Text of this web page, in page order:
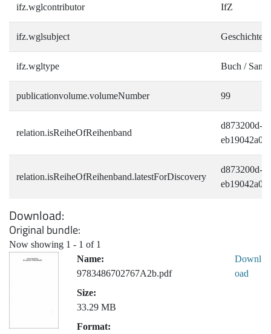
ifz.wglcontributor IfZ
ifz.wglsubject Geschichte
ifz.wgltype Buch /
publicationvolume.volumeNumber 99
relation.isReiheOfReihenband
d873200d-
relation.isReiheOfReihenband.latestForDiscovery
d873200d-
Download
Original bundle
Now showing 1 - 1 of 1
Name:
9783486702767A2b.pdf
Size:
33.29 MB
Format:
Downl
oad